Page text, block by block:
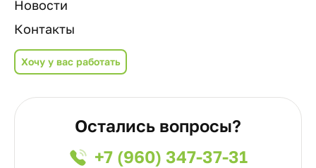
Новости
Контакты
Хочу у вас работать
Остались вопросы?
+7 (960) 347-37-31